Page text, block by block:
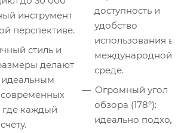
инструмент
перспективе.
стиль и
делают
идеальным
где каждый
доступность и
удобство
использования в
международной
среде.
Огромный угол
обзора (178°):
идеально